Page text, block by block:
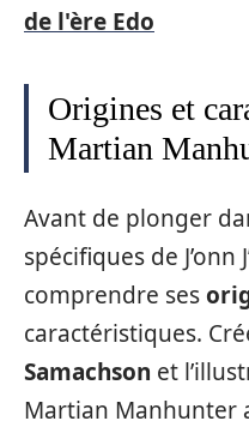
de l'ère Edo
Origines et
Martian
Avant de plonger
spécifiques de J’onn
comprendre ses
caractéristiques.
Samachson et
Martian Manhunter